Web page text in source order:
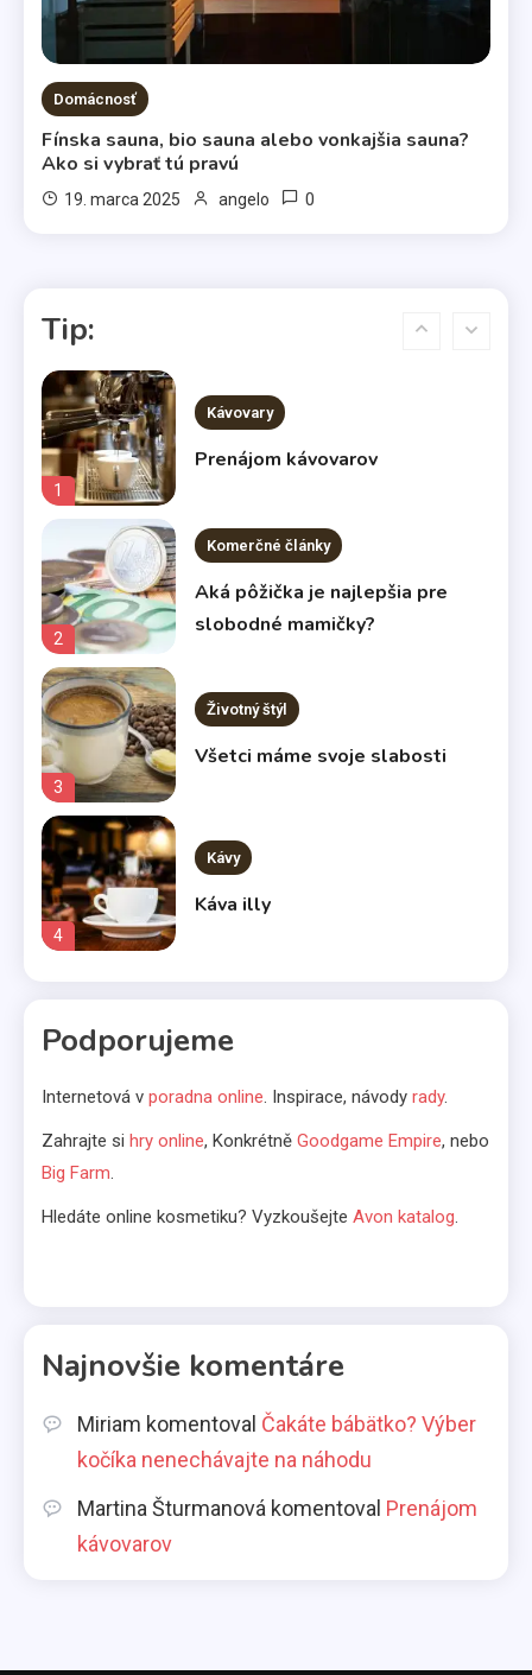
Domácnosť
Fínska sauna, bio sauna alebo vonkajšia sauna?
Ako si vybrať tú pravú
19. marca 2025 angelo 0
Tip:
Káva illy
5
Vo svetle reflektorov
1
Kávovary
Prenájom kávovarov
2
Komerčné články
Aká pôžička je najlepšia pre
slobodné mamičky?
3
Životný štýl
Všetci máme svoje slabosti
4
Kávy
Káva illy
Vo svetle reflektorov
Bábätká
nenechávajte na náhodu
1
Prenájom kávovarov
Komerčné články
slobodné mamičky?
Podporujeme
Internetová v poradna online. Inspirace, návody rady.
Zahrajte si hry online, Konkrétně Goodgame Empire, nebo
Big Farm.
Hledáte online kosmetiku? Vyzkoušejte Avon katalog.
Najnovšie komentáre
Miriam komentoval Čakáte bábätko? Výber
kočíka nenechávajte na náhodu
Martina Šturmanová komentoval Prenájom
kávovarov